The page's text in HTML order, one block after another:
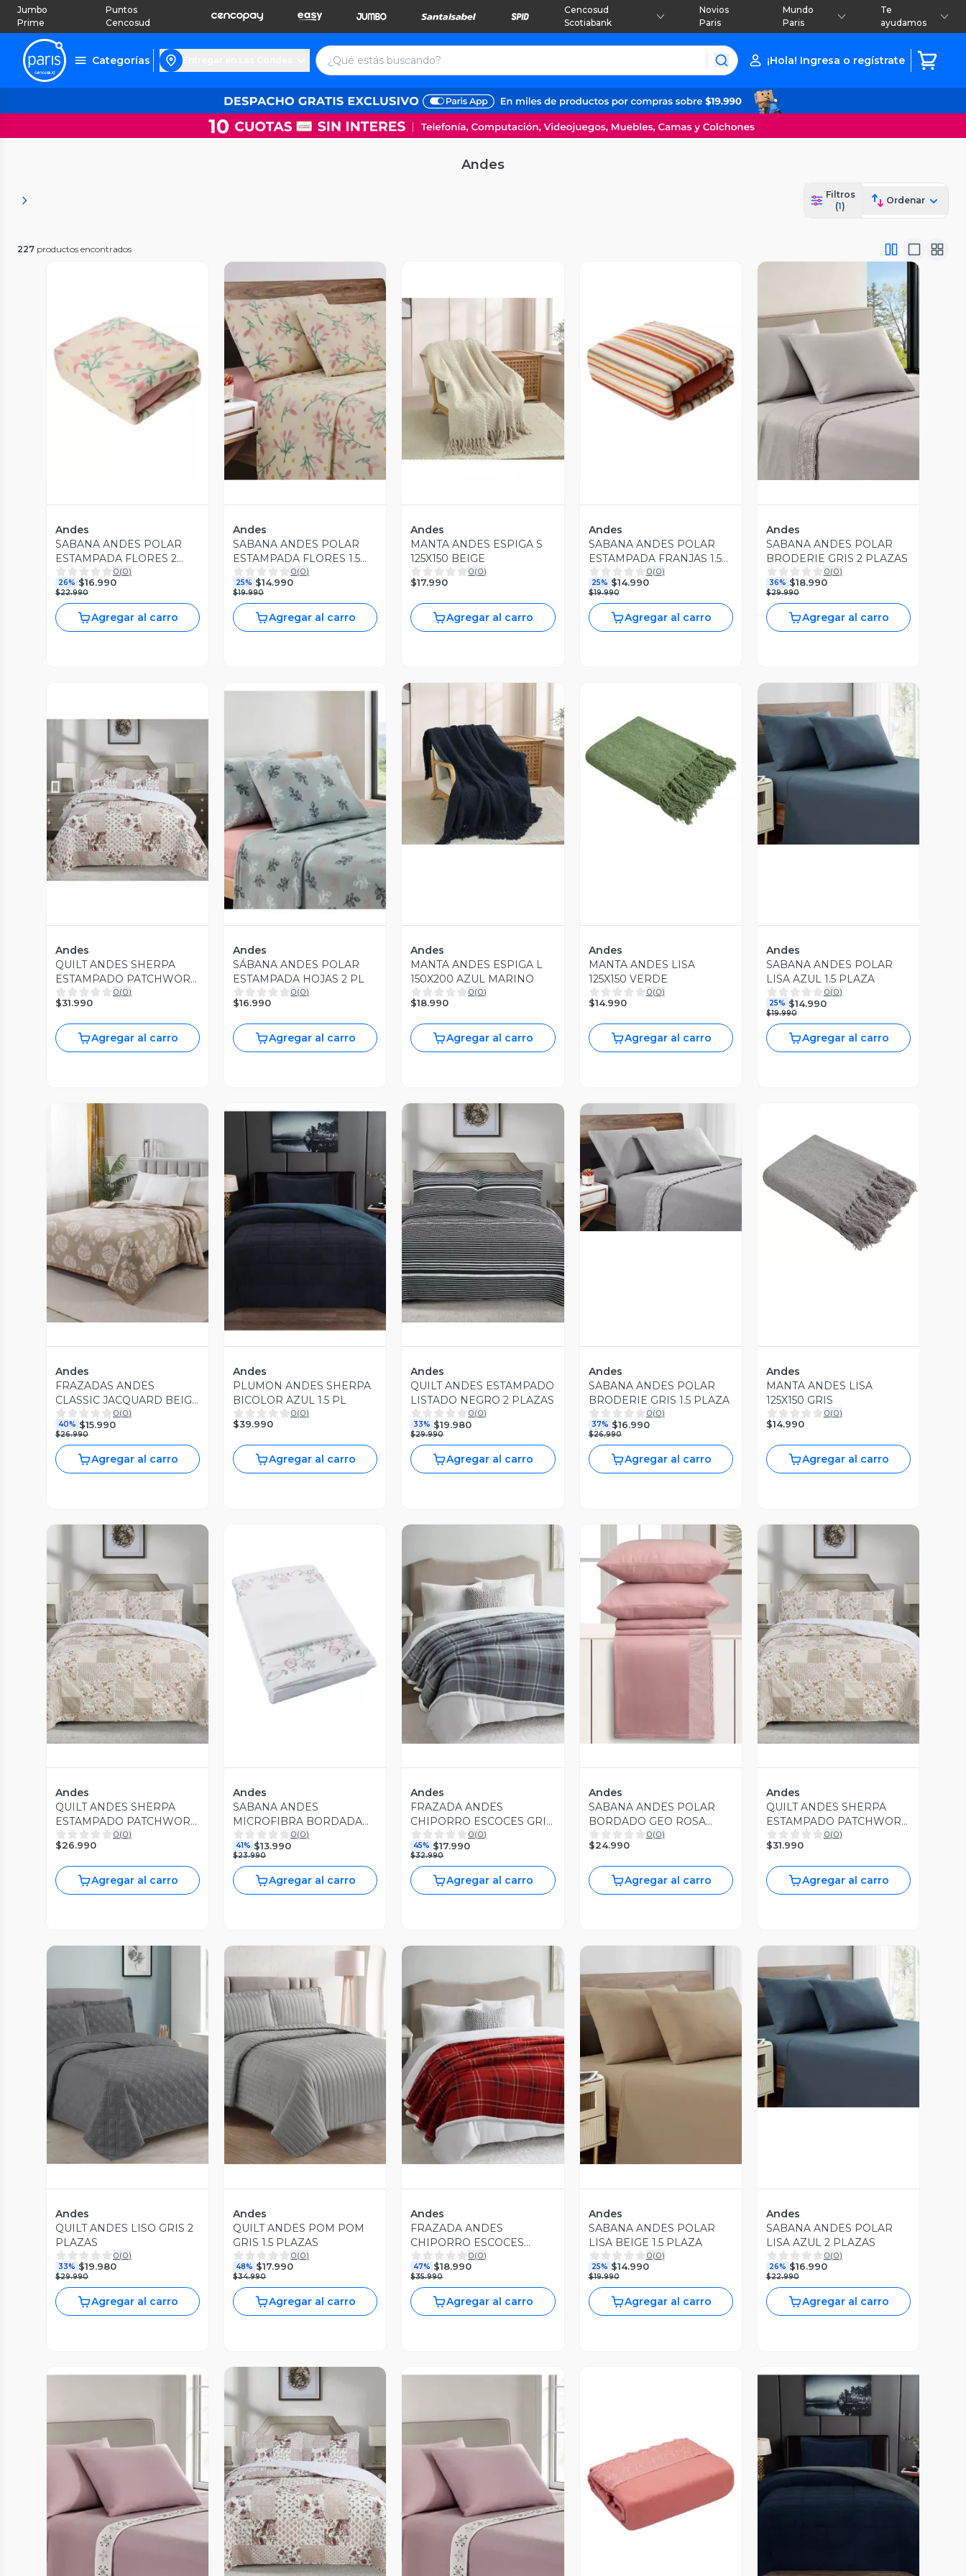
Jumbo
Prime
Puntos
Cencosud
Cencosud
Scotiabank
Novios
Paris
Mundo
Paris
Te
ayudamos
Categorías ¡Hola! Ingresa o regístrate
Andes
Filtros
(1)
Ordenar
227 productos encontrados
Vista Previa
Andes
SABANA ANDES POLAR
ESTAMPADA FLORES 2
PLAZA
0(0)
26% $16.990
$22.990
Agregar al carro
Vista Previa
Andes
SABANA ANDES POLAR
ESTAMPADA FLORES 1.5
PLAZA
0(0)
25% $14.990
$19.990
Agregar al carro
Vista Previa
Andes
MANTA ANDES ESPIGA S
125X150 BEIGE
0(0)
$17.990
Agregar al carro
Vista Previa
Andes
SABANA ANDES POLAR
ESTAMPADA FRANJAS 1.5
PLAZA
0(0)
25% $14.990
$19.990
Agregar al carro
Vista Previa
Andes
SABANA ANDES POLAR
BRODERIE GRIS 2 PLAZAS
0(0)
36% $18.990
$29.990
Agregar al carro
Vista Previa
Andes
QUILT ANDES SHERPA
ESTAMPADO PATCHWORK
ROSA 2 PL 0(0)
$31.990
Agregar al carro
Vista Previa
Andes
SÁBANA ANDES POLAR
ESTAMPADA HOJAS 2 PL
0(0)
$16.990
Agregar al carro
Vista Previa
Andes
MANTA ANDES ESPIGA L
150X200 AZUL MARINO
0(0)
$18.990
Agregar al carro
Vista Previa
Andes
MANTA ANDES LISA
125X150 VERDE
0(0)
$14.990
Agregar al carro
Vista Previa
Andes
SABANA ANDES POLAR
LISA AZUL 1.5 PLAZA
0(0)
25% $14.990
$19.990
Agregar al carro
Vista Previa
Andes
FRAZADAS ANDES
CLASSIC JACQUARD BEIGE
1.5 PLAZA
0(0)
40% $15.990
$26.990
Agregar al carro
Andes
PLUMON ANDES SHERPA
BICOLOR AZUL 1.5 PL
0(0)
$39.990
Agregar al carro
Vista Previa
Andes
QUILT ANDES ESTAMPADO
LISTADO NEGRO 2 PLAZAS
0(0)
33% $19.980
$29.990
Agregar al carro
Vista Previa
Andes
SABANA ANDES POLAR
BRODERIE GRIS 1.5 PLAZA
0(0)
37% $16.990
$26.990
Agregar al carro
Vista Previa
Andes
MANTA ANDES LISA
125X150 GRIS
0(0)
$14.990
Agregar al carro
Vista Previa
Andes
QUILT ANDES SHERPA
ESTAMPADO PATCHWORK
BEIGE 1.5 P0(0)
$26.990
Agregar al carro
Vista Previa
Andes
SABANA ANDES
MICROFIBRA BORDADA
ROSA 1.5 PLAZA
0(0)
41% $13.990
$23.990
Agregar al carro
Vista Previa
Andes
FRAZADA ANDES
CHIPORRO ESCOCES GRIS
2 PLAZAS
0(0)
45% $17.990
$32.990
Agregar al carro
Vista Previa
Andes
SABANA ANDES POLAR
BORDADO GEO ROSA
KING
0(0)
$24.990
Agregar al carro
Vista Previa
Andes
QUILT ANDES SHERPA
ESTAMPADO PATCHWORK
BEIGE 2 PL0(0)
$31.990
Agregar al carro
Vista Previa
Andes
QUILT ANDES LISO GRIS 2
PLAZAS
0(0)
33% $19.980
$29.990
Agregar al carro
Vista Previa
Andes
QUILT ANDES POM POM
GRIS 1.5 PLAZAS
0(0)
48% $17.990
$34.990
Agregar al carro
Vista Previa
Andes
FRAZADA ANDES
CHIPORRO ESCOCES
ROJO KING0(0)
47% $18.990
$35.990
Agregar al carro
Vista Previa
Andes
SABANA ANDES POLAR
LISA BEIGE 1.5 PLAZA
0(0)
25% $14.990
$19.990
Agregar al carro
Vista Previa
Andes
SABANA ANDES POLAR
LISA AZUL 2 PLAZAS
0(0)
26% $16.990
$22.990
Agregar al carro
Vista Previa
Vista Previa